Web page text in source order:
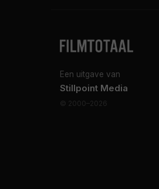
Een uitgave van
Stillpoint Media
© 2000–2026